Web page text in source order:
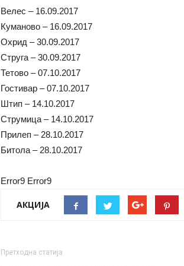
Велес – 16.09.2017
Куманово – 16.09.2017
Охрид – 30.09.2017
Струга – 30.09.2017
Тетово – 07.10.2017
Гостивар – 07.10.2017
Штип – 14.10.2017
Струмица – 14.10.2017
Прилеп – 28.10.2017
Битола – 28.10.2017
Error9 Error9
АКЦИЈА
Претходна статија